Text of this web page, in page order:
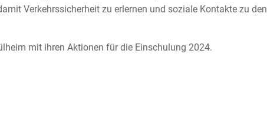
Verkehrssicherheit zu erlernen und soziale Kontakte zu den
mit ihren Aktionen für die Einschulung 2024.